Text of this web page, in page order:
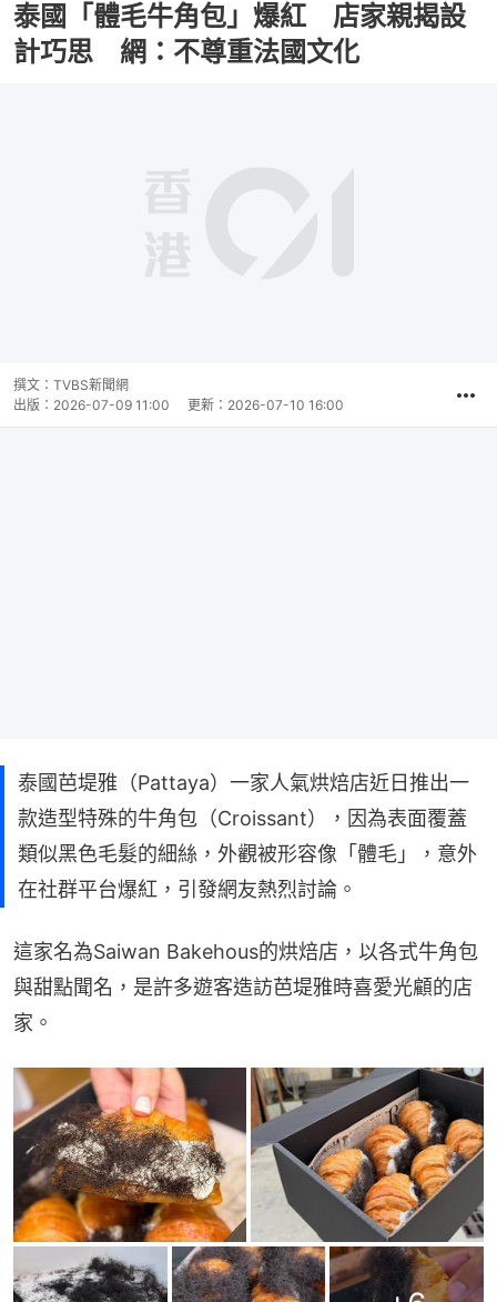
泰國「體毛牛角包」爆紅 店家親揭設
計巧思 網：不尊重法國文化
撰文： TVBS新聞網
出版： 2026-07-09 11:00 更新： 2026-07-10 16:00
泰國芭堤雅（Pattaya）一家人氣烘焙店近日推出一
款造型特殊的牛角包（Croissant），因為表面覆蓋
類似黑色毛髮的細絲，外觀被形容像「體毛」，意外
在社群平台爆紅，引發網友熱烈討論。
這家名為Saiwan Bakehous的烘焙店，以各式牛角包
與甜點聞名，是許多遊客造訪芭堤雅時喜愛光顧的店
家。